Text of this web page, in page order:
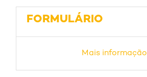
FORMULÁRIO
Mais informação